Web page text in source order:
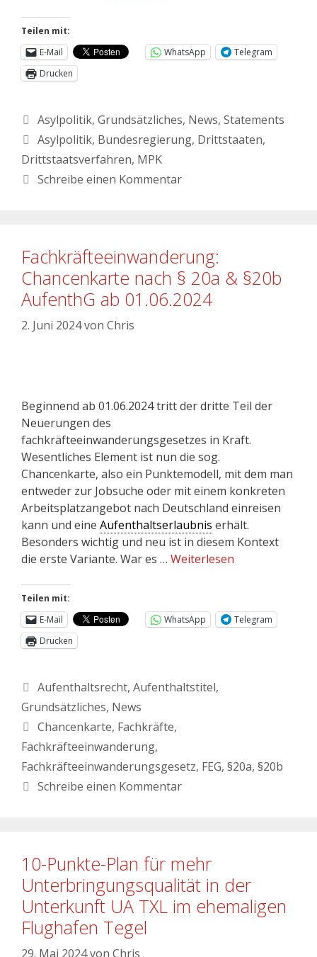
Teilen mit:
E-Mail
WhatsApp
Telegram
Drucken
Asylpolitik, Grundsätzliches, News, Statements
Asylpolitik, Bundesregierung, Drittstaaten,
Drittstaatsverfahren, MPK
Schreibe einen Kommentar
Fachkräfteeinwanderung:
Chancenkarte nach § 20a & §20b
AufenthG ab 01.06.2024
2. Juni 2024von Chris
Beginnend ab 01.06.2024 tritt der dritte Teil der
Neuerungen des
fachkräfteeinwanderungsgesetzes in Kraft.
Wesentliches Element ist nun die sog.
Chancenkarte, also ein Punktemodell, mit dem man
entweder zur Jobsuche oder mit einem konkreten
Arbeitsplatzangebot nach Deutschland einreisen
kann und eine Aufenthaltserlaubnis erhält.
Besonders wichtig und neu ist in diesem Kontext
die erste Variante. War es … Weiterlesen
Teilen mit:
E-Mail
WhatsApp
Telegram
Drucken
Aufenthaltsrecht, Aufenthaltstitel,
Grundsätzliches, News
Chancenkarte, Fachkräfte,
Fachkräfteeinwanderung,
Fachkräfteeinwanderungsgesetz, FEG, §20a, §20b
Schreibe einen Kommentar
10-Punkte-Plan für mehr
Unterbringungsqualität in der
Unterkunft UA TXL im ehemaligen
Flughafen Tegel
29. Mai 2024von Chris